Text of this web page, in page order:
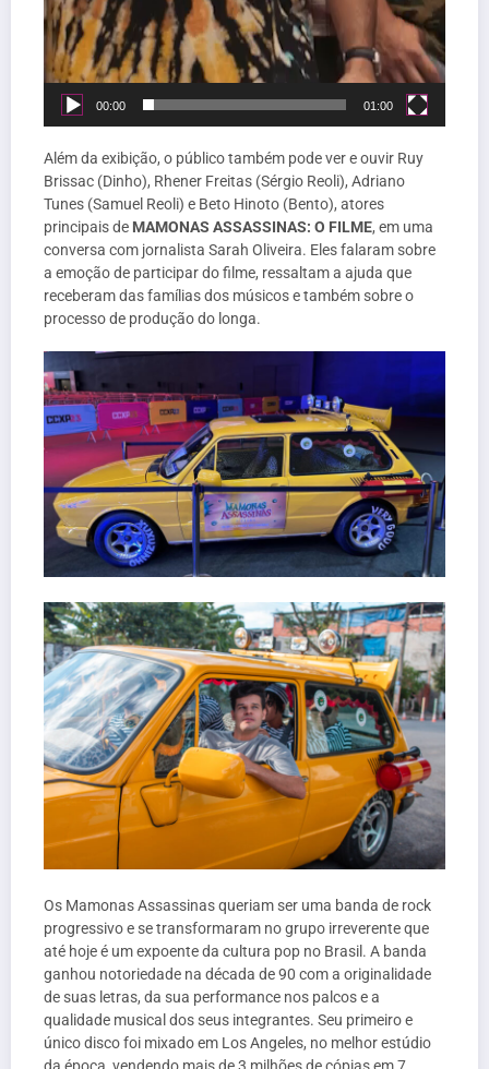
00:00 01:00
Além da exibição, o público também pode ver e ouvir Ruy
Brissac (Dinho), Rhener Freitas (Sérgio Reoli), Adriano
Tunes (Samuel Reoli) e Beto Hinoto (Bento), atores
principais de MAMONAS ASSASSINAS: O FILME, em uma
conversa com jornalista Sarah Oliveira. Eles falaram sobre
a emoção de participar do filme, ressaltam a ajuda que
receberam das famílias dos músicos e também sobre o
processo de produção do longa.
Os Mamonas Assassinas queriam ser uma banda de rock
progressivo e se transformaram no grupo irreverente que
até hoje é um expoente da cultura pop no Brasil. A banda
ganhou notoriedade na década de 90 com a originalidade
de suas letras, da sua performance nos palcos e a
qualidade musical dos seus integrantes. Seu primeiro e
único disco foi mixado em Los Angeles, no melhor estúdio
da época, vendendo mais de 3 milhões de cópias em 7